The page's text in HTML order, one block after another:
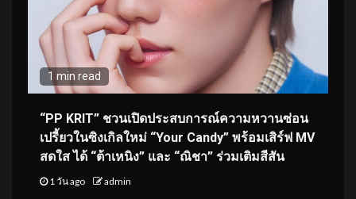
1 min read
“PP KRIT” ชวนเปิดประสบการณ์ความหวานซ่อน
เปรี้ยวในซิงเกิลใหม่ “Your Candy” พร้อมเสิร์ฟ MV
สดใส ได้ “ต้าเหนิง” และ “ณิชา” ร่วมเติมสีสัน
1 วัน ago admin